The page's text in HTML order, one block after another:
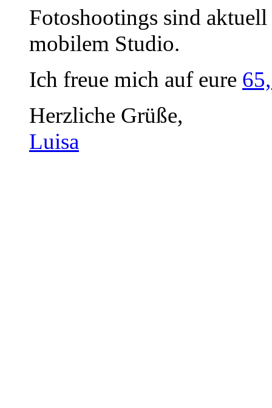
Fotoshootings sind
mobilem Studio.
Ich freue mich auf eure
Herzliche Grüße,
Luisa